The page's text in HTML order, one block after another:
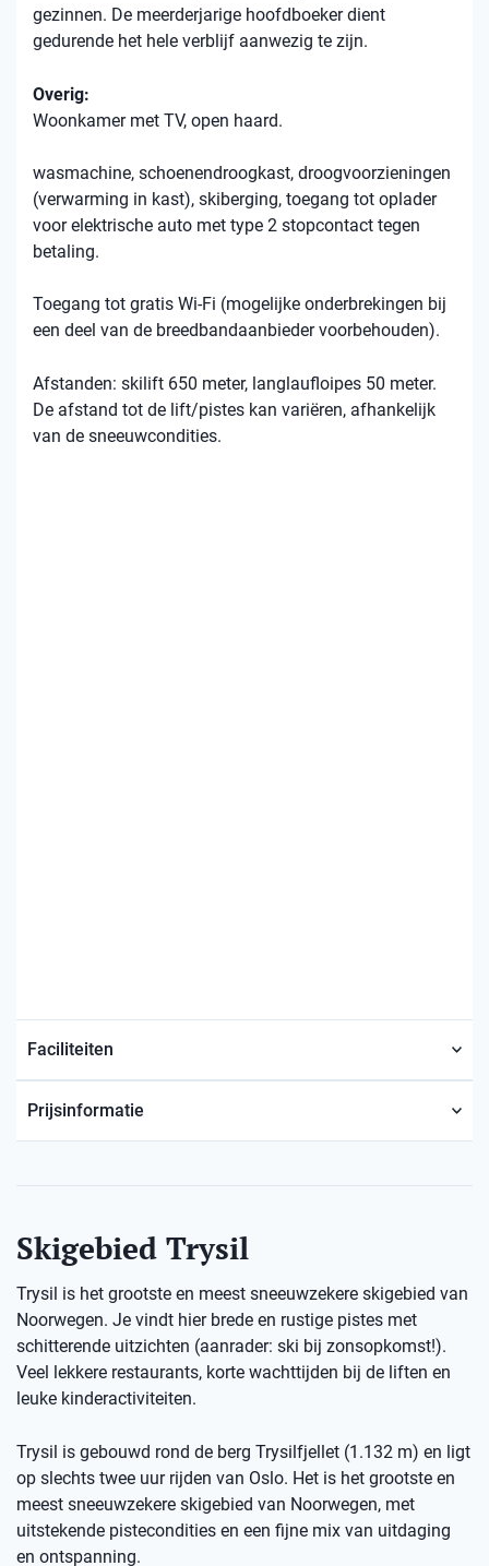
gezinnen. De meerderjarige hoofdboeker dient
gedurende het hele verblijf aanwezig te zijn.
Overig:
Woonkamer met TV, open haard.
wasmachine, schoenendroogkast, droogvoorzieningen
(verwarming in kast), skiberging, toegang tot oplader
voor elektrische auto met type 2 stopcontact tegen
betaling.
Toegang tot gratis Wi-Fi (mogelijke onderbrekingen bij
een deel van de breedbandaanbieder voorbehouden).
Afstanden: skilift 650 meter, langlaufloipes 50 meter.
De afstand tot de lift/pistes kan variëren, afhankelijk
van de sneeuwcondities.
Faciliteiten
Prijsinformatie
Skigebied Trysil
Trysil is het grootste en meest sneeuwzekere skigebied van
Noorwegen. Je vindt hier brede en rustige pistes met
schitterende uitzichten (aanrader: ski bij zonsopkomst!).
Veel lekkere restaurants, korte wachttijden bij de liften en
leuke kinderactiviteiten.
Trysil is gebouwd rond de berg Trysilfjellet (1.132 m) en ligt
op slechts twee uur rijden van Oslo. Het is het grootste en
meest sneeuwzekere skigebied van Noorwegen, met
uitstekende pistecondities en een fijne mix van uitdaging
en ontspanning.